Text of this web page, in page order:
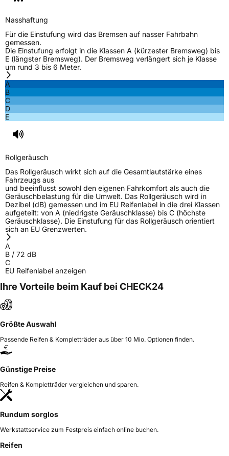
Nasshaftung
Für die Einstufung wird das Bremsen auf nasser Fahrbahn
gemessen.
Die Einstufung erfolgt in die Klassen A (kürzester Bremsweg) bis
E (längster Bremsweg). Der Bremsweg verlängert sich je Klasse
um rund 3 bis 6 Meter.
A
B
C
D
E
Rollgeräusch
Das Rollgeräusch wirkt sich auf die Gesamtlautstärke eines
Fahrzeugs aus
und beeinflusst sowohl den eigenen Fahrkomfort als auch die
Geräuschbelastung für die Umwelt. Das Rollgeräusch wird in
Dezibel (dB) gemessen und im EU Reifenlabel in die drei Klassen
aufgeteilt: von A (niedrigste Geräuschklasse) bis C (höchste
Geräuschklasse). Die Einstufung für das Rollgeräusch orientiert
sich an EU Grenzwerten.
A
B / 72 dB
C
EU Reifenlabel anzeigen
Ihre Vorteile beim Kauf bei CHECK24
Größte Auswahl
Passende Reifen & Kompletträder aus über 10 Mio. Optionen finden.
Günstige Preise
Reifen & Kompletträder vergleichen und sparen.
Rundum sorglos
Werkstattservice zum Festpreis einfach online buchen.
Reifen